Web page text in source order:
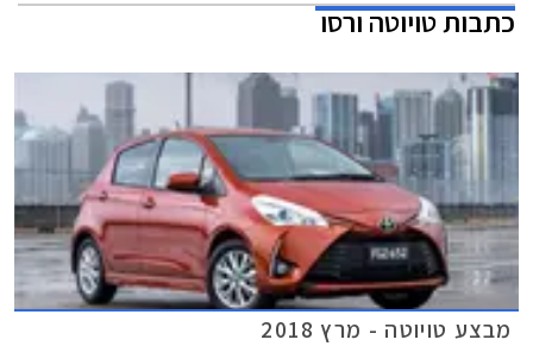
כתבותטויוטה ורסו
מבצע טויוטה - מרץ 2018